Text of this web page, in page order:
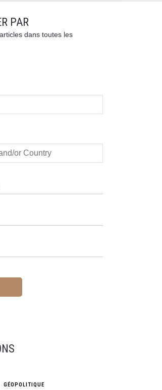
PAR
dans toutes les
GÉOPOLITIQUE